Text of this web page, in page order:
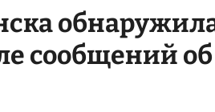
сообщений